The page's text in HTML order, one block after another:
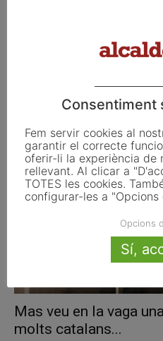
L’Ajuntament de
manifestants...
Mas veu en la vaga
molts catalans...
Consentiment
Fem servir cookies al
garantir el correcte
oferir-li la experiència de
rellevant. Al clicar a
TOTES les cookies.
configurar-les a "Opcions
Opcions
Sí,